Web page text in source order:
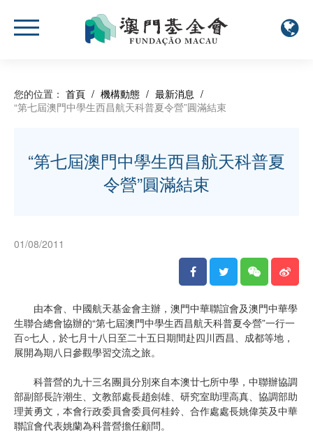
您的位置： 首頁 / 機構動態 / 最新消息 /
“第七屆澳門中學生西昌航天科普夏令營”圓滿結束
“第七屆澳門中學生西昌航天科普夏
令營”圓滿結束
01/08/2011
由本會、中國航天基金會主辦，澳門中華聯誼會及澳門中華學
生聯合總會協辦的“第七屆澳門中學生西昌航天科普夏令營”一行一
百○七人，於七月十八日至二十五日期間赴四川西昌、成都等地，
展開為期八日參觀學習交流之旅。
科普營的九十三名團員分別來自本澳廿七所中學，中聯辦協調
部副部長許潮生、文教部處長趙劍雄、研究室助理高真、協調部助
理黃勇文，本會行政委員會委員何桂鈴、合作處處長姚偉英及中華
聯誼會代表姚蘭為科普營擔任顧問。